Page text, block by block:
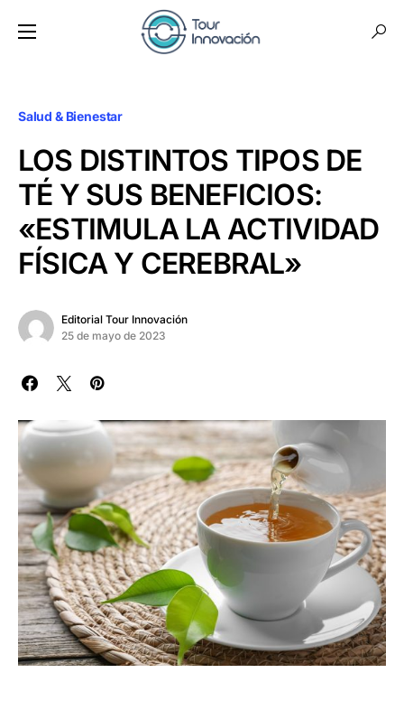
Salud & Bienestar
LOS DISTINTOS TIPOS DE
TÉ Y SUS BENEFICIOS:
«ESTIMULA LA ACTIVIDAD
FÍSICA Y CEREBRAL»
Editorial Tour Innovación
25 de mayo de 2023